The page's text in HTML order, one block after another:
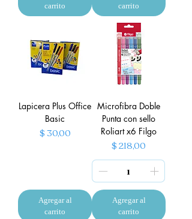
carrito
carrito
Lapicera Plus Office
Basic
Precio
$ 30,00
Agregar al
carrito
Microfibra Doble
Punta con sello
Roliart x6 Filgo
Precio
$ 218,00
Agregar al
carrito